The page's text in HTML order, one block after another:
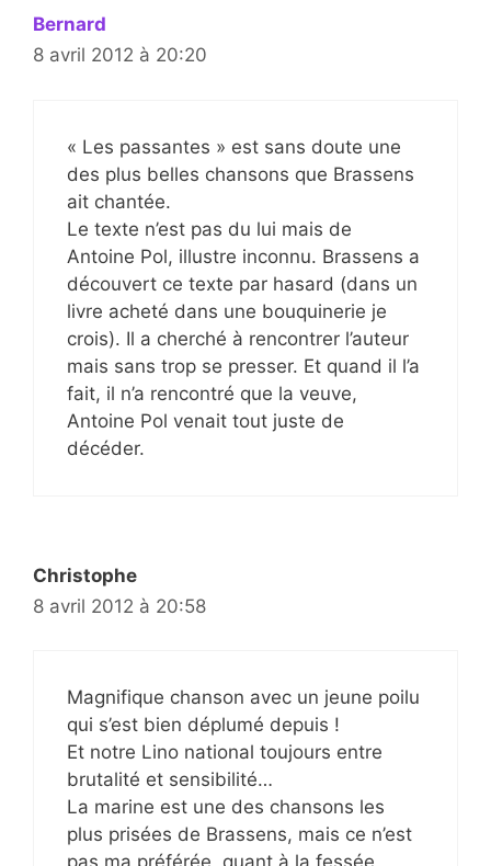
Bernard
8 avril 2012 à 20:20
« Les passantes » est sans doute une
des plus belles chansons que Brassens
ait chantée.
Le texte n’est pas du lui mais de
Antoine Pol, illustre inconnu. Brassens a
découvert ce texte par hasard (dans un
livre acheté dans une bouquinerie je
crois). Il a cherché à rencontrer l’auteur
mais sans trop se presser. Et quand il l’a
fait, il n’a rencontré que la veuve,
Antoine Pol venait tout juste de
décéder.
Christophe
8 avril 2012 à 20:58
Magnifique chanson avec un jeune poilu
qui s’est bien déplumé depuis !
Et notre Lino national toujours entre
brutalité et sensibilité…
La marine est une des chansons les
plus prisées de Brassens, mais ce n’est
pas ma préférée, quant à la fessée,